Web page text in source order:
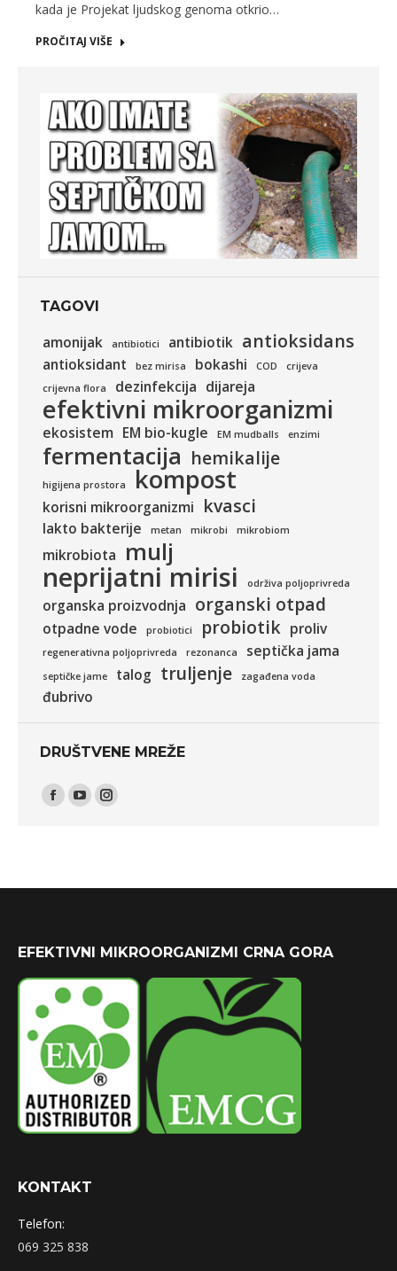
kada je Projekat ljudskog genoma otkrio…
PROČITAJ VIŠE
TAGOVI
amonijak antibiotici antibiotik antioksidans
antioksidant bez mirisa bokashi COD
crijeva
crijevna flora
dezinfekcija dijareja
efektivni mikroorganizmi
ekosistem EM bio-kugle EM mudballs enzimi
fermentacija hemikalije
higijena prostora kompost
korisni mikroorganizmi kvasci
lakto bakterije metan mikrobi mikrobiom
mikrobiota mulj
neprijatni mirisi održiva poljoprivreda
organska proizvodnja organski otpad
otpadne vode probiotici probiotik proliv
regenerativna poljoprivreda rezonanca septička jama
septičke jame talog truljenje zagađena voda
đubrivo
DRUŠTVENE MREŽE
Find us on:
Facebook
YouTubeInstagram
EFEKTIVNI MIKROORGANIZMI CRNA GORA
KONTAKT
Telefon:
069 325 838